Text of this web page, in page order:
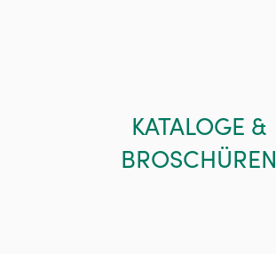
KATALOGE &
BROSCHÜREN